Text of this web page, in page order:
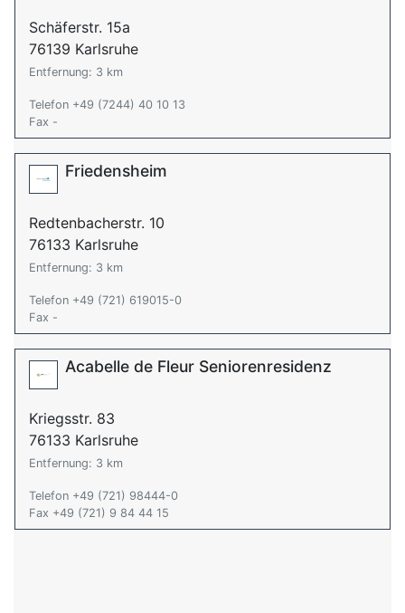
Schäferstr. 15a
76139 Karlsruhe
Entfernung: 3 km
Telefon +49 (7244) 40 10 13
Fax -
Friedensheim
Redtenbacherstr. 10
76133 Karlsruhe
Entfernung: 3 km
Telefon +49 (721) 619015-0
Fax -
Acabelle de Fleur Seniorenresidenz
Kriegsstr. 83
76133 Karlsruhe
Entfernung: 3 km
Telefon +49 (721) 98444-0
Fax +49 (721) 9 84 44 15